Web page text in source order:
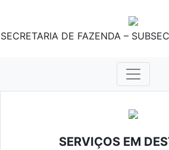
SECRETARIA DE FAZENDA –
SERVIÇOS EM